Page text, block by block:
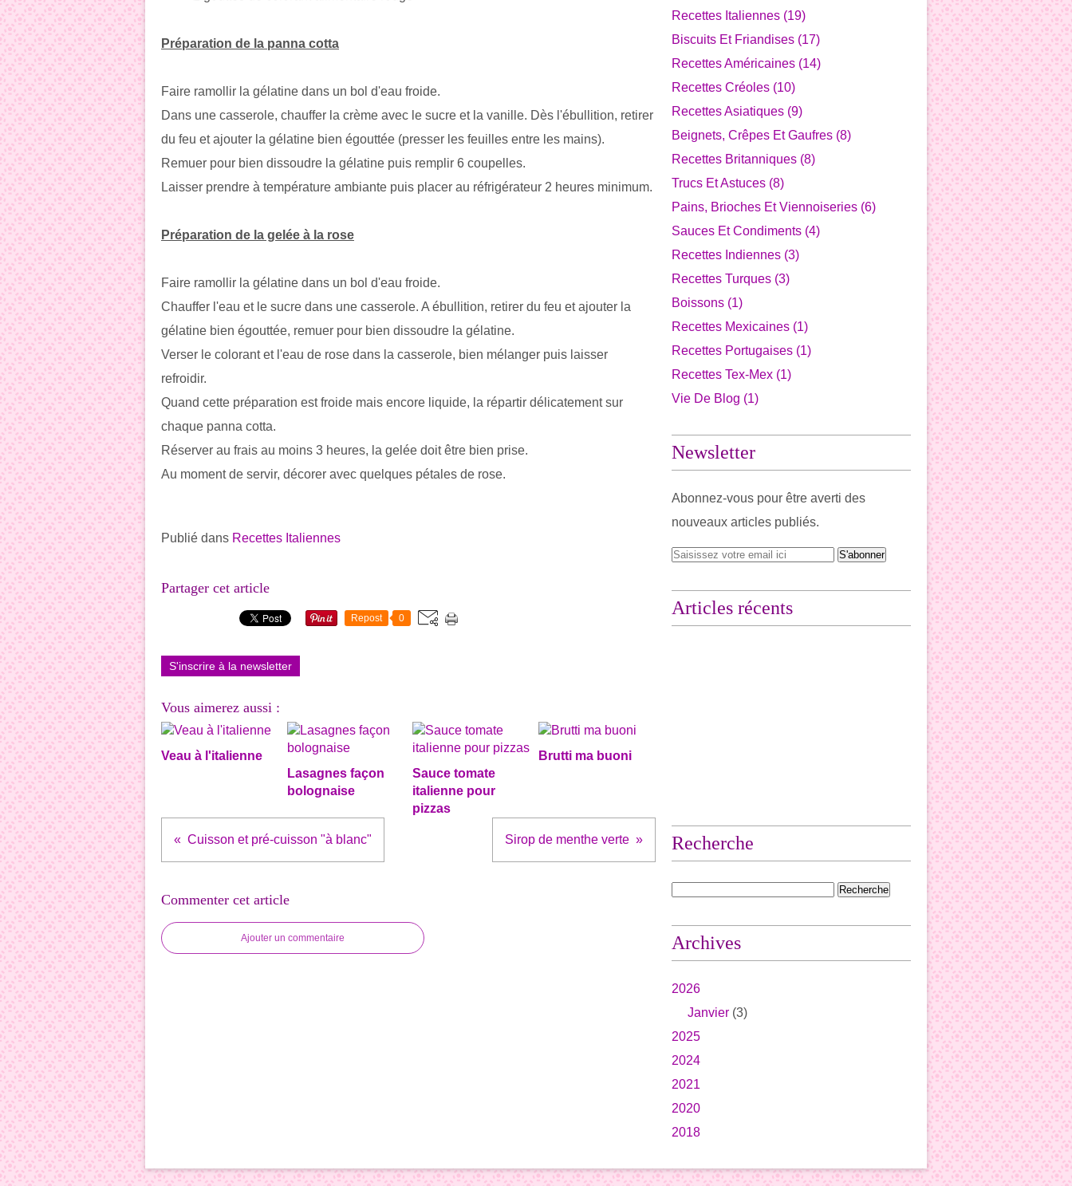
Préparation de la panna cotta
Faire ramollir la gélatine dans un bol d'eau froide.
Dans une casserole, chauffer la crème avec le sucre et la vanille. Dès l'ébullition, retirer
du feu et ajouter la gélatine bien égouttée (presser les feuilles entre les mains).
Remuer pour bien dissoudre la gélatine puis remplir 6 coupelles.
Laisser prendre à température ambiante puis placer au réfrigérateur 2 heures minimum.
Préparation de la gelée à la rose
Faire ramollir la gélatine dans un bol d'eau froide.
Chauffer l'eau et le sucre dans une casserole. A ébullition, retirer du feu et ajouter la
gélatine bien égouttée, remuer pour bien dissoudre la gélatine.
Verser le colorant et l'eau de rose dans la casserole, bien mélanger puis laisser
refroidir.
Quand cette préparation est froide mais encore liquide, la répartir délicatement sur
chaque panna cotta.
Réserver au frais au moins 3 heures, la gelée doit être bien prise.
Au moment de servir, décorer avec quelques pétales de rose.
Publié dans Recettes Italiennes
Partager cet article
Repost 0
S'inscrire à la newsletter
Vous aimerez aussi :
Veau à l'italienne
Lasagnes façon
bolognaise
Sauce tomate
italienne pour
pizzas
Brutti ma buoni
Cuisson et pré-cuisson "à blanc" Sirop de menthe verte
Commenter cet article
Ajouter un commentaire
Recettes Italiennes (19)
Biscuits Et Friandises (17)
Recettes Américaines (14)
Recettes Créoles (10)
Recettes Asiatiques (9)
Beignets, Crêpes Et Gaufres (8)
Recettes Britanniques (8)
Trucs Et Astuces (8)
Pains, Brioches Et Viennoiseries (6)
Sauces Et Condiments (4)
Recettes Indiennes (3)
Recettes Turques (3)
Boissons (1)
Recettes Mexicaines (1)
Recettes Portugaises (1)
Recettes Tex-Mex (1)
Vie De Blog (1)
Newsletter
Abonnez-vous pour être averti des
nouveaux articles publiés.
Articles récents
Recherche
Archives
2026
Janvier (3)
2025
2024
2021
2020
2018